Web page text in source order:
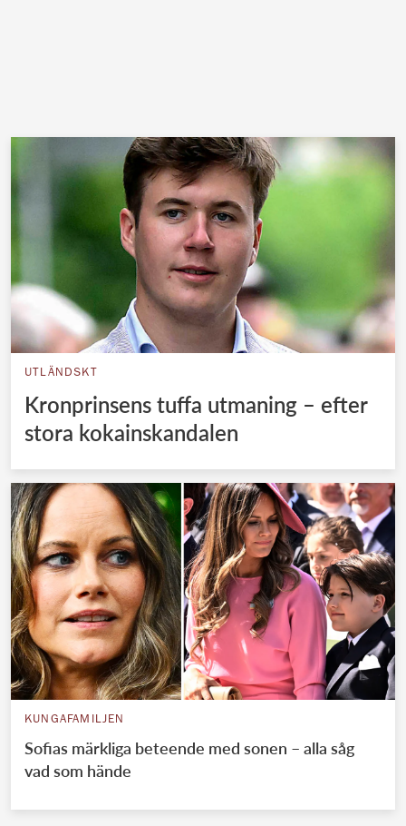
UTLÄNDSKT
Kronprinsens tuffa utmaning – efter
stora kokainskandalen
KUNGAFAMILJEN
Sofias märkliga beteende med sonen – alla såg
vad som hände